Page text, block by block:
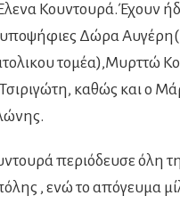
Κουντουρά.Έχουν
υποψήφιες Δώρα
τομέα),Μυρττώ
καθώς και ο
περιόδευσε όλη
, ενώ το απόγευμα